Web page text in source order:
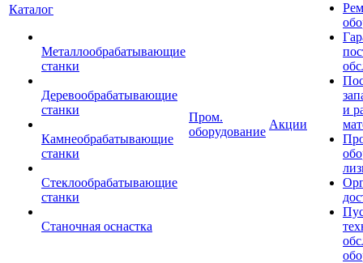
Каталог
Металлообрабатывающие
станки
Деревообрабатывающие
станки
Камнеобрабатывающие
станки
Стеклообрабатывающие
станки
Станочная оснастка
Пром.
оборудование
Акции
и